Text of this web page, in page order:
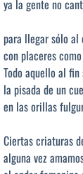
ya la gente no
para llegar sólo al
con placeres
Todo aquello al
la pisada de un
en las orillas
Ciertas criaturas
alguna vez